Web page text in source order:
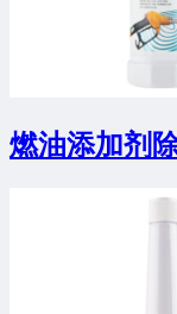
燃油添加剂